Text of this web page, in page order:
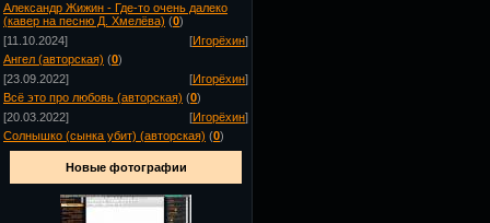
Александр Жижин - Где-то очень далеко
(кавер на песню Д. Хмелёва) (0)
[11.10.2024]
[Игорёхин]
Ангел (авторская) (0)
[23.09.2022]
[Игорёхин]
Всё это про любовь (авторская) (0)
[20.03.2022]
[Игорёхин]
Солнышко (сынка убит) (авторская) (0)
Новые фотографии